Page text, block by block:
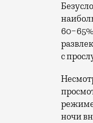
с
ночи